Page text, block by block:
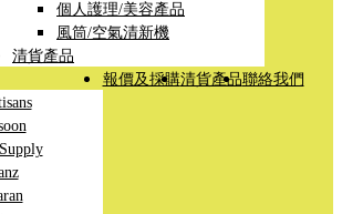
個人護理/美容產品
風筒/空氣清新機
清貨產品
報價及採購清貨產品聯絡我們